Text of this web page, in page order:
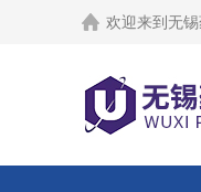
欢迎来到 无